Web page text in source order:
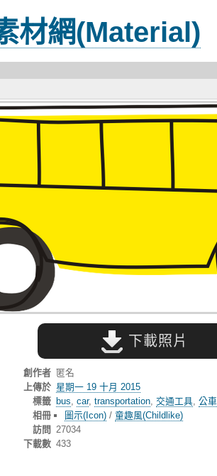
材網(Material)
下載照片
創作者 匿名
上傳於 星期一 19 十月 2015
標籤 bus car, transportation, 交通工具, 公車
相冊
圖示(Icon) /童趣風(Childlike)
訪問
27034
下載數 433